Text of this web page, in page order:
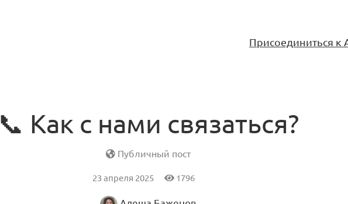
Присоединиться к
📞 Как с нами связаться?
Публичный пост
23 апреля 2025 1796